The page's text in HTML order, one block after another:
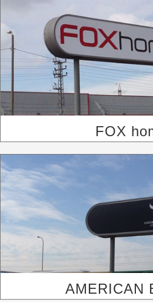
FOX
AMERICAN